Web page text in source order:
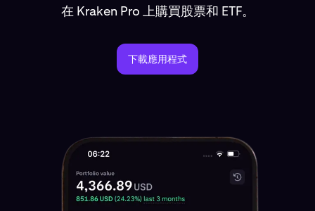
在 Kraken Pro 上購買股票和 ETF。
下載應用程式